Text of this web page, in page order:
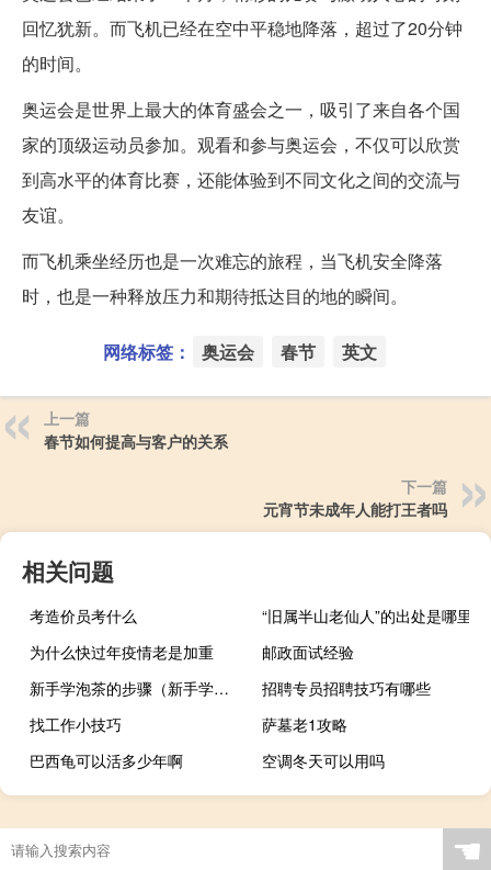
回忆犹新。而飞机已经在空中平稳地降落，超过了20分钟
的时间。
奥运会是世界上最大的体育盛会之一，吸引了来自各个国
家的顶级运动员参加。观看和参与奥运会，不仅可以欣赏
到高水平的体育比赛，还能体验到不同文化之间的交流与
友谊。
而飞机乘坐经历也是一次难忘的旅程，当飞机安全降落
时，也是一种释放压力和期待抵达目的地的瞬间。
网络标签： 奥运会 春节 英文
上一篇
春节如何提高与客户的关系
下一篇
元宵节未成年人能打王者吗
相关问题
考造价员考什么
“旧属半山老仙人”的出处是哪里
为什么快过年疫情老是加重
邮政面试经验
新手学泡茶的步骤（新手学泡茶）
招聘专员招聘技巧有哪些
找工作小技巧
萨墓老1攻略
巴西龟可以活多少年啊
空调冬天可以用吗
☚